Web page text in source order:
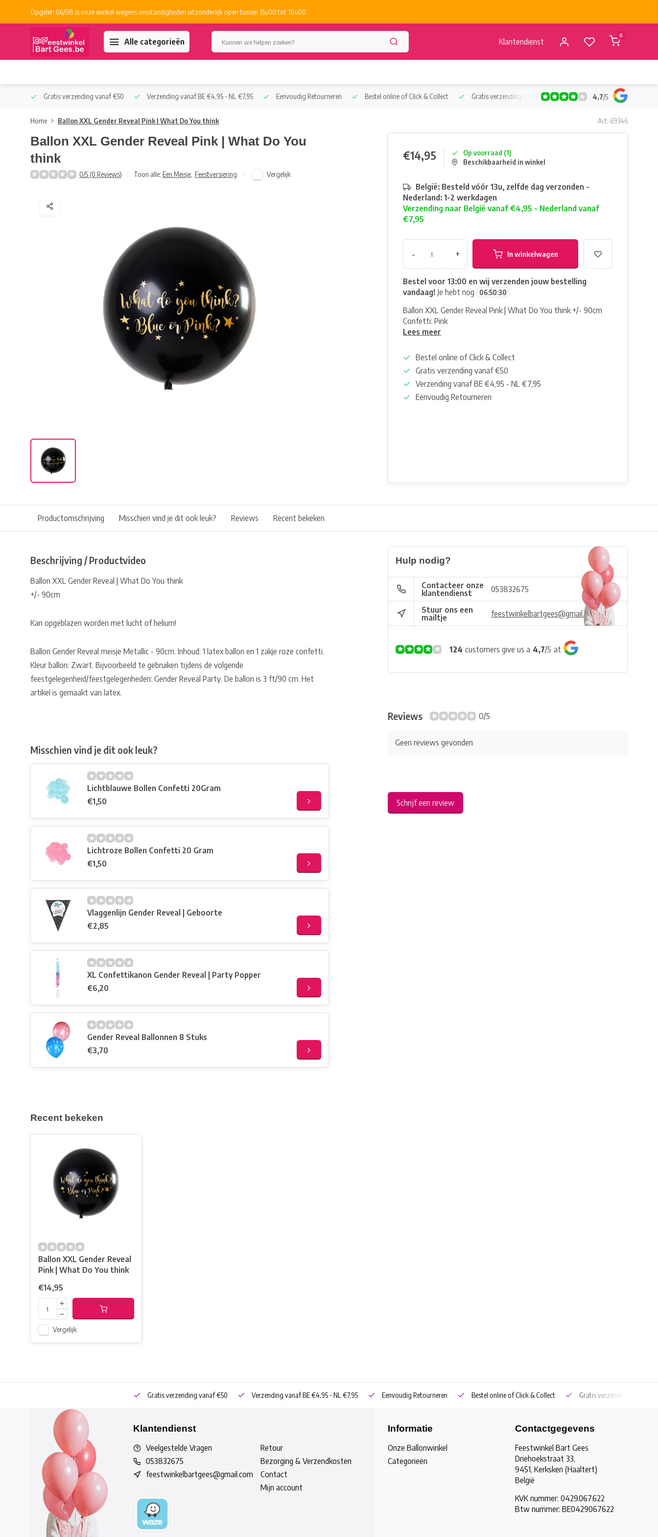
Opgelet! 06/08 is onze winkel wegens omstandigheden uitzonderlijk open tussen 15u00 tot 18u00.
Alle categorieën Klantendienst
0
Gratis verzending vanaf €50 Verzending vanaf BE €4,95 - NL €7,95 Eenvoudig Retourneren Bestel online of Click & Collect Gratis verzending vanaf €50 Verzending vanaf BE €4,95 -
4,7/5
Home Ballon XXL Gender Reveal Pink | What Do You think Art: 69346
Ballon XXL Gender Reveal Pink | What Do You
think
0/5 (0 Reviews) Toon alle: Een Meisje, Feestversiering Vergelijk
€14,95
Op voorraad (1)
Beschikbaarheid in winkel
België: Besteld vóór 13u, zelfde dag verzonden -
Nederland: 1-2 werkdagen
Verzending naar België vanaf €4,95 - Nederland vanaf
€7,95
- + In winkelwagen
Bestel voor 13:00 en wij verzenden jouw bestelling
vandaag! Je hebt nog 06:50:29
Ballon XXL Gender Reveal Pink | What Do You think +/- 90cm
Confetti: Pink
Lees meer
Bestel online of Click & Collect
Gratis verzending vanaf €50
Verzending vanaf BE €4,95 - NL €7,95
Eenvoudig Retourneren
Productomschrijving Misschien vind je dit ook leuk? Reviews Recent bekeken
Beschrijving / Productvideo
Ballon XXL Gender Reveal | What Do You think
+/- 90cm
Kan opgeblazen worden met lucht of helium!
Ballon Gender Reveal meisje Metallic - 90cm. Inhoud: 1 latex ballon en 1 zakje roze confetti.
Kleur ballon: Zwart. Bijvoorbeeld te gebruiken tijdens de volgende
feestgelegenheid/feestgelegenheden: Gender Reveal Party. De ballon is 3 ft/90 cm. Het
artikel is gemaakt van latex.
Misschien vind je dit ook leuk?
Lichtblauwe Bollen Confetti 20Gram
€1,50
Lichtroze Bollen Confetti 20 Gram
€1,50
Vlaggenlijn Gender Reveal | Geboorte
€2,85
XL Confettikanon Gender Reveal | Party Popper
€6,20
Gender Reveal Ballonnen 8 Stuks
€3,70
Hulp nodig?
Contacteer onze
klantendienst
053832675
Stuur ons een
mailtje
feestwinkelbartgees@gmail.com
124 customers give us a 4,7/5 at
Reviews 0/5
Geen reviews gevonden
Schrijf een review
Recent bekeken
Ballon XXL Gender Reveal
Pink | What Do You think
€14,95
Vergelijk
Gratis verzending vanaf €50 Verzending vanaf BE €4,95 - NL €7,95 Eenvoudig Retourneren Bestel online of Click & Collect Gratis verzending vanaf
Klantendienst
Veelgestelde Vragen
053832675
feestwinkelbartgees@gmail.com
Retour
Bezorging & Verzendkosten
Contact
Mijn account
Informatie
Onze Ballonwinkel
Categorieën
Contactgegevens
Feestwinkel Bart Gees
Driehoekstraat 33,
9451, Kerksken (Haaltert)
België
KVK nummer: 0429.067.622
Btw nummer: BE0429067622